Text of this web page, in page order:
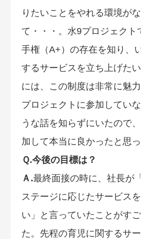
りたいことをやれる環境が
て・・・。水9プロジェクト
手権（A+）の存在を知り、
するサービスを立ち上げた
には、この制度は非常に魅
プロジェクトに参加してい
うな話を知らずにいたので
加して本当に良かったと思っ
Ｑ.今後の目標は？
Ａ.最終面接の時に、社長が
ステージに応じたサービス
い」と言っていたことがす
た。先程の育児に関するサ